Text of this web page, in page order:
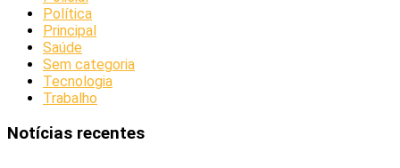
Política
Principal
Saúde
Sem categoria
Tecnologia
Trabalho
Notícias recentes